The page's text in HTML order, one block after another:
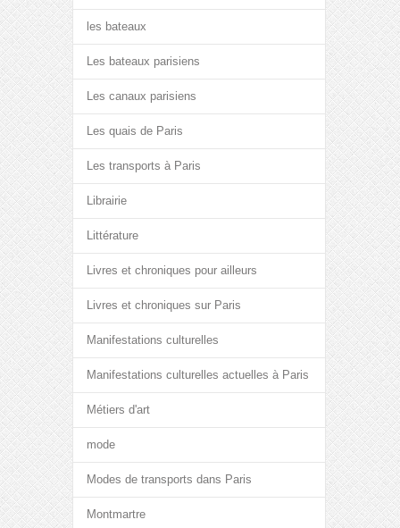
les bateaux
Les bateaux parisiens
Les canaux parisiens
Les quais de Paris
Les transports à Paris
Librairie
Littérature
Livres et chroniques pour ailleurs
Livres et chroniques sur Paris
Manifestations culturelles
Manifestations culturelles actuelles à Paris
Métiers d'art
mode
Modes de transports dans Paris
Montmartre